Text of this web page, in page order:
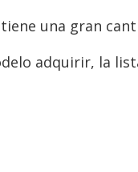
una gran
adquirir, la